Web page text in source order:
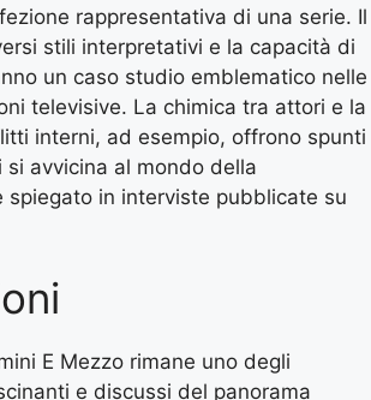
rappresentativa di una serie. Il
stili interpretativi e la capacità di
un caso studio emblematico nelle
televisive. La chimica tra attori e la
interni, ad esempio, offrono spunti
si avvicina al mondo della
spiegato in interviste pubblicate su
E Mezzo rimane uno degli
e discussi del panorama